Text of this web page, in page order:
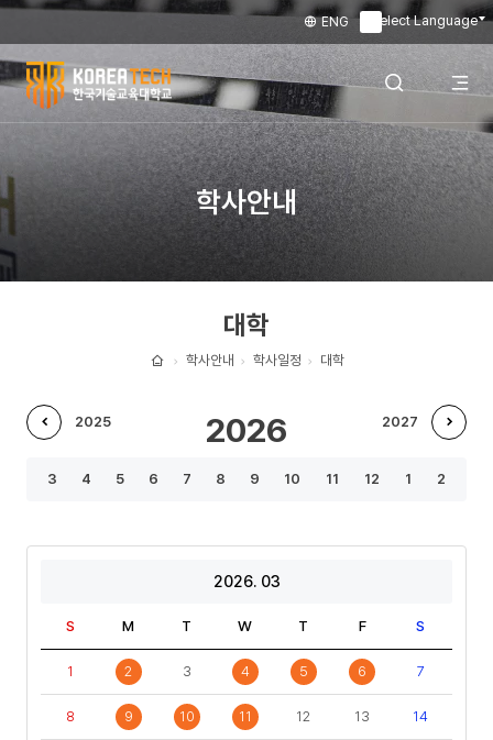
Select Language
ENG
검색 레이어
한
국
교
학
교
전
학사안내
학사안내 학사일정 대학
대학
2025
전
2026 2027
3 4 5 6 7 8 9 10 11 12 1 2
2026. 03
S M T W T F S
1 2 3 4 5 6 7
8 9 10 11 12 13 14